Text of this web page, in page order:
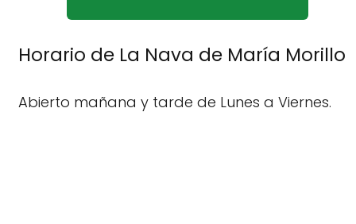
Horario de La Nava de María Morillo
Abierto mañana y tarde de Lunes a Viernes.